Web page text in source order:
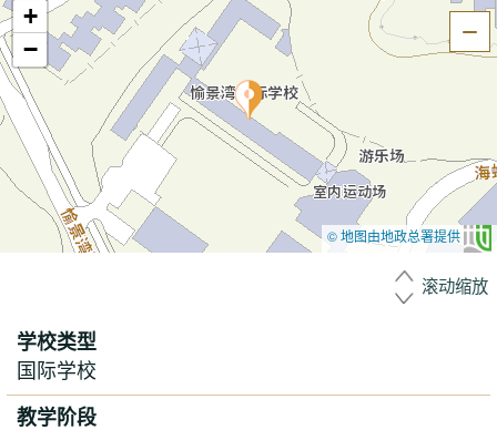
+
−
© 地图由地政总署提供
滚动缩放
学校类型
国际学校
教学阶段